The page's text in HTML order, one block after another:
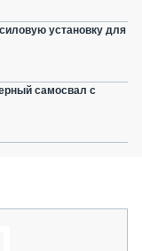
установку для
самосвал с